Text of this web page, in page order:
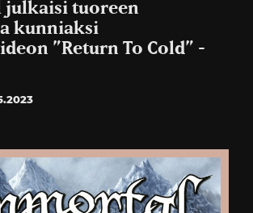
julkaisi tuoreen
kunniaksi
”Return To Cold” -